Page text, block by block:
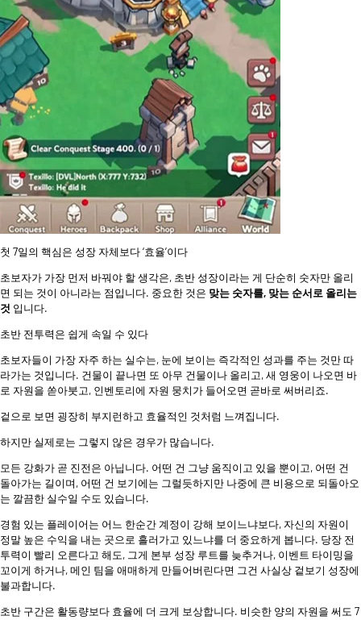
첫 7일의 핵심은 성장 자체보다 ‘효율’이다
초보자가 가장 먼저 바꿔야 할 생각은, 초반 성장이라는 게 단순히 숫자만 올리
면 되는 것이 아니라는 점입니다. 중요한 것은 맞는 숫자를, 맞는 순서로 올리는
것 입니다.
초반 전투력은 쉽게 속일 수 있다
초보자들이 가장 자주 하는 실수는, 눈에 보이는 즉각적인 성과를 주는 것만 따
라가는 것입니다. 건물이 끝나면 또 아무 건물이나 올리고, 새 영웅이 나오면 바
로 자원을 쏟아붓고, 인벤토리에 자원 뭉치가 들어오면 곧바로 써버리죠.
겉으로 보면 굉장히 부지런하고 효율적인 것처럼 느껴집니다.
하지만 실제로는 그렇지 않은 경우가 많습니다.
모든 강화가 곧 진전은 아닙니다. 어떤 건 그냥 움직이고 있을 뿐이고, 어떤 건
돌아가는 길이며, 어떤 건 보기에는 그럴듯하지만 나중에 큰 비용으로 되돌아오
는 깔끔한 실수일 수도 있습니다.
경험 있는 플레이어는 어느 한순간 계정이 강해 보이느냐보다, 자신의 자원이
정말 높은 수익을 내는 곳으로 흘러가고 있느냐를 더 중요하게 봅니다. 당장 전
투력이 빨리 오른다고 해도, 그게 본부 성장 루트를 늦추거나, 이벤트 타이밍을
꼬이게 하거나, 메인 팀을 애매하게 만들어버린다면 그건 사실상 겉보기 성장에
불과합니다.
초반 구간은 활동량보다 효율에 더 크게 보상합니다. 비슷한 양의 자원을 써도 7